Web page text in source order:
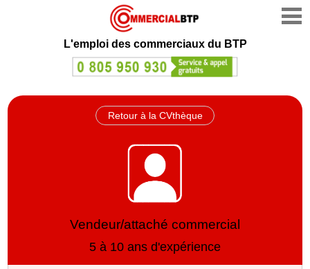
L'emploi des commerciaux du BTP
Retour à la CVthèque
Vendeur/attaché commercial
5 à 10 ans d'expérience